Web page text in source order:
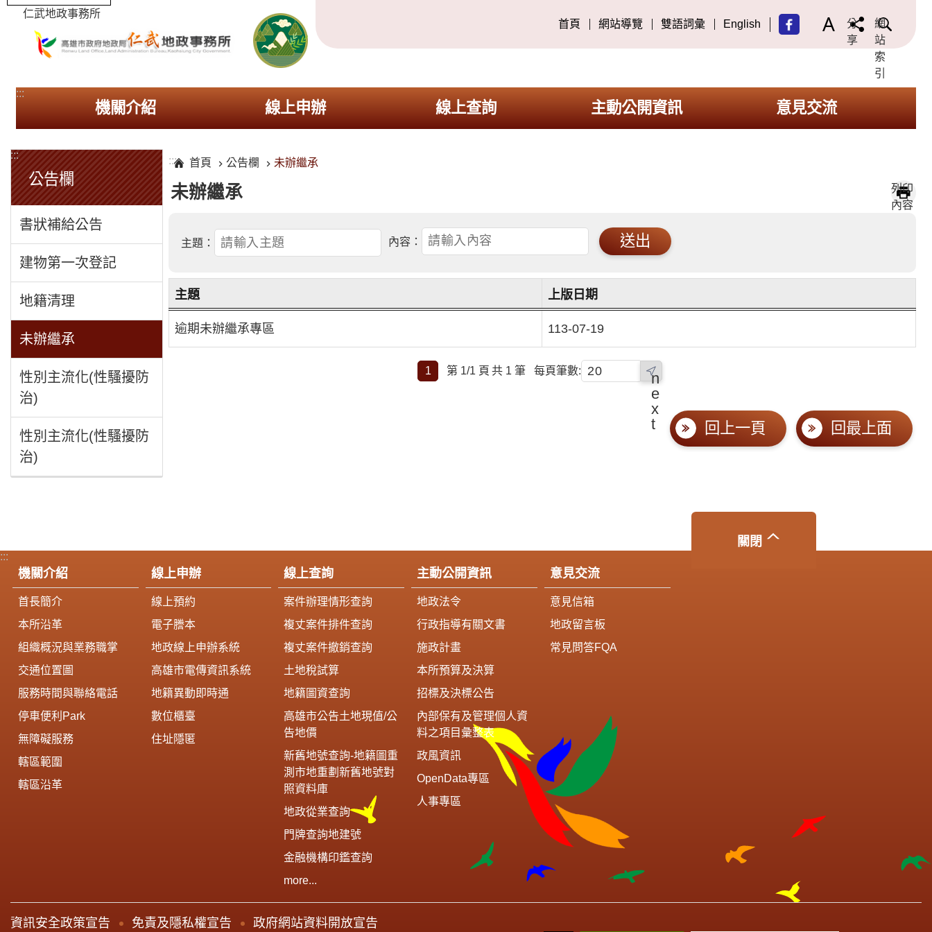
仁武地政事務所
首頁
網站導覽 雙語詞彙 English
分
享
網
站
索
引
:::
機關介紹 線上申辦 線上查詢 主動公開資訊 意見交流
:::
公告欄
書狀補給公告
建物第一次登記
地籍清理
未辦繼承
性別主流化(性騷擾防
治)
性別主流化(性騷擾防
治)
::: 首頁 公告欄 未辦繼承
未辦繼承
列印
內容
主題： 內容：
查詢完成，共 1 筆資料。
主題 上版日期
逾期未辦繼承專區 113-07-19
1 第 1/1 頁 共 1 筆 每頁筆數:
n
e
x
t
回上一頁 回最上面
關閉
:::
機關介紹
首長簡介
本所沿革
組織概況與業務職掌
交通位置圖
服務時間與聯絡電話
停車便利Park
無障礙服務
轄區範圍
轄區沿革
線上申辦
線上預約
電子謄本
地政線上申辦系統
高雄市電傳資訊系統
地籍異動即時通
數位櫃臺
住址隱匿
線上查詢
案件辦理情形查詢
複丈案件排件查詢
複丈案件撤銷查詢
土地稅試算
地籍圖資查詢
高雄市公告土地現值/公
告地價
新舊地號查詢-地籍圖重
測市地重劃新舊地號對
照資料庫
地政從業查詢
門牌查詢地建號
金融機構印鑑查詢
more...
主動公開資訊
地政法令
行政指導有關文書
施政計畫
本所預算及決算
招標及決標公告
內部保有及管理個人資
料之項目彙整表
政風資訊
OpenData專區
人事專區
意見交流
意見信箱
地政留言板
常見問答FQA
資訊安全政策宣告 免責及隱私權宣告 政府網站資料開放宣告